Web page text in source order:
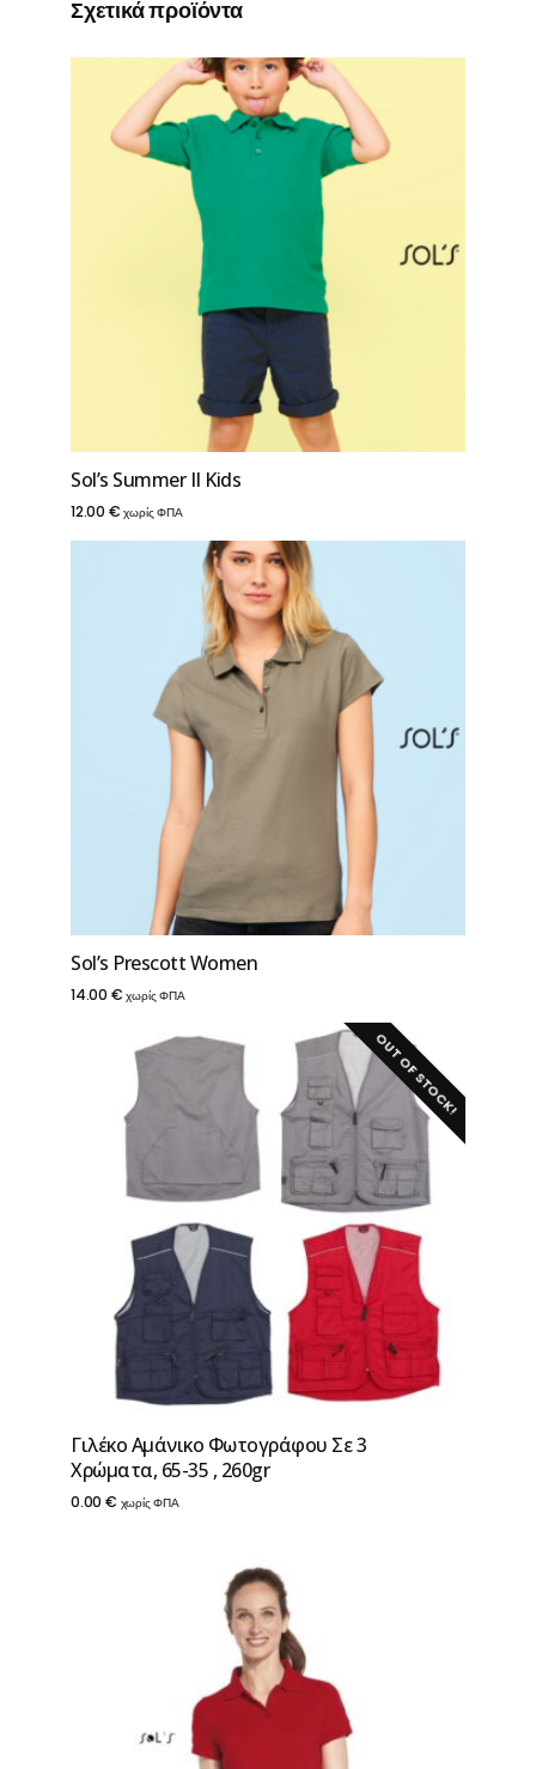
Σχετικά προϊόντα
Sol’s Summer II Kids
12.00 € χωρίς ΦΠΑ
Sol’s Prescott Women
14.00 € χωρίς ΦΠΑ
OUT OF STOCK!
Γιλέκο Αμάνικο Φωτογράφου Σε 3
Χρώματα, 65-35 , 260gr
0.00 € χωρίς ΦΠΑ